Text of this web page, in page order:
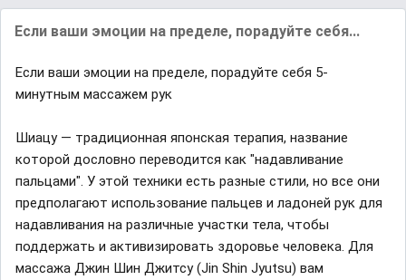
Если ваши эмоции на пределе, порадуйте себя...
Если ваши эмоции на пределе, порадуйте себя 5-
минутным массажем рук
Шиацу — традиционная японская терапия, название
которой дословно переводится как "надавливание
пальцами". У этой техники есть разные стили, но все они
предполагают использование пальцев и ладоней рук для
надавливания на различные участки тела, чтобы
поддержать и активизировать здоровье человека. Для
массажа Джин Шин Джитсу (Jin Shin Jyutsu) вам